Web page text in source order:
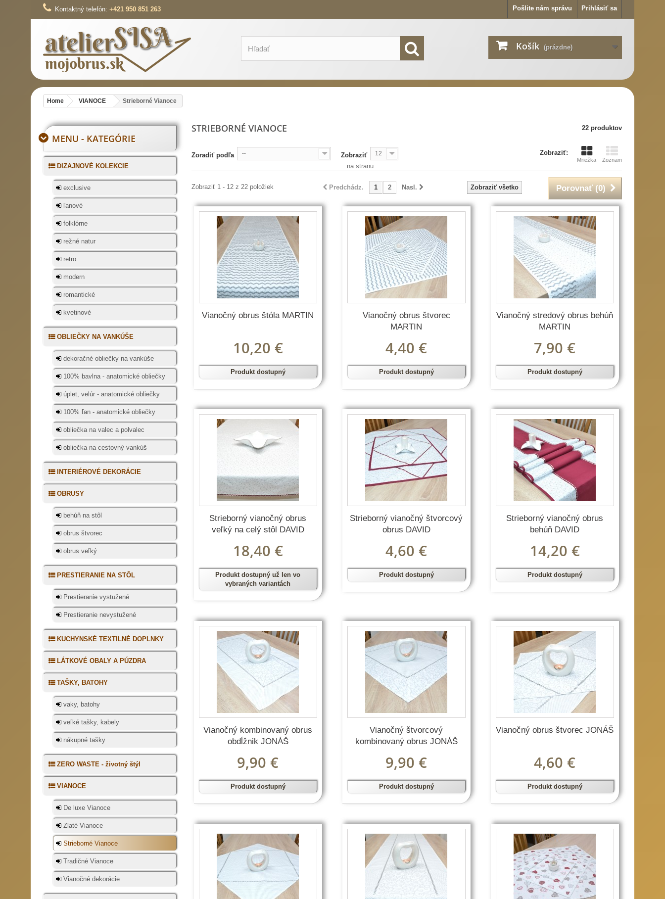
Prihlásiť sa
Pošlite nám správu
Kontaktný telefón: +421 950 851 263
Košík (prázdne)
Home VIANOCE Strieborné Vianoce
MENU - KATEGÓRIE
DIZAJNOVÉ KOLEKCIE
exclusive
ľanové
folklórne
režné natur
retro
modern
romantické
kvetinové
OBLIEČKY NA VANKÚŠE
dekoračné obliečky na vankúše
100% bavlna - anatomické obliečky
úplet, velúr - anatomické obliečky
100% ľan - anatomické obliečky
obliečka na valec a polvalec
obliečka na cestovný vankúš
INTERIÉROVÉ DEKORÁCIE
OBRUSY
behúň na stôl
obrus štvorec
obrus veľký
PRESTIERANIE NA STÔL
Prestieranie vystužené
Prestieranie nevystužené
KUCHYNSKÉ TEXTILNÉ DOPLNKY
LÁTKOVÉ OBALY A PÚZDRA
TAŠKY, BATOHY
vaky, batohy
veľké tašky, kabely
nákupné tašky
ZERO WASTE - životný štýl
VIANOCE
De luxe Vianoce
Zlaté Vianoce
Strieborné Vianoce
Tradičné Vianoce
Vianočné dekorácie
STRIEBORNÉ VIANOCE 22 produktov
Zobraziť:
Mriežka Zoznam
Zoradiť podľa -- Zobraziť 12
na stranu
Porovnať (0)
Zobraziť všetko
Predchádz. 1 2 Nasl.
Zobraziť 1 - 12 z 22 položiek
Vianočný obrus štóla MARTIN
10,20 €
Produkt dostupný
Vianočný obrus štvorec
MARTIN
4,40 €
Produkt dostupný
Vianočný stredový obrus behúň
MARTIN
7,90 €
Produkt dostupný
Strieborný vianočný obrus
veľký na celý stôl DAVID
18,40 €
Produkt dostupný už len vo
vybraných variantách
Strieborný vianočný štvorcový
obrus DAVID
4,60 €
Produkt dostupný
Strieborný vianočný obrus
behúň DAVID
14,20 €
Produkt dostupný
Vianočný kombinovaný obrus
obdĺžnik JONÁŠ
9,90 €
Produkt dostupný
Vianočný štvorcový
kombinovaný obrus JONÁŠ
9,90 €
Produkt dostupný
Vianočný obrus štvorec JONÁŠ
4,60 €
Produkt dostupný